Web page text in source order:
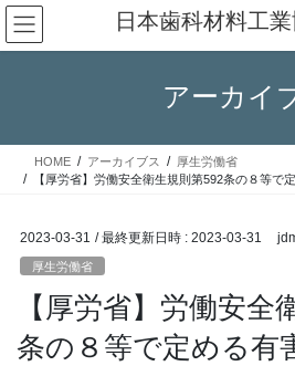
コ
ン
テ
ス
ナ
ビ
ゲ
ン
日本歯科材料工
アーカイ
HOME アーカイブス
厚生労働省
【厚労省】労働安全衛生規則第592条の８等で
2023-03-31 / 最終更新日時 : 2023-03-31
厚生労働省
【厚労省】労働安全
条の８等で定める有